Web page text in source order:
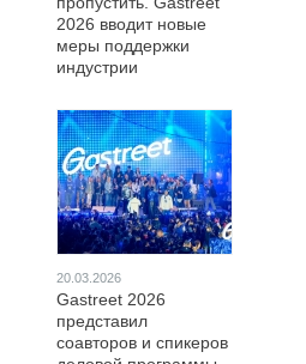
2026 вводит новые
меры поддержки
индустрии
20.03.2026
Gastreet 2026
представил
соавторов и спикеров